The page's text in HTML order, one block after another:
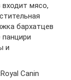
входит мясо,
бархатцев
и
Canin